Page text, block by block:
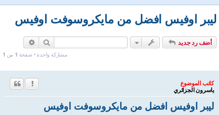
ح
ليبر اوفيس افضل من مايكروسوفت اوفيس
أضف رد جديد بحث
مشاركة واحدة • صفحة 1 من 1
كاتب الموضوع
ياسرون الجزائري
ليبر اوفيس افضل من مايكروسوفت اوفيس